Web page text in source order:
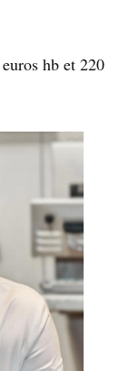
hb et 220